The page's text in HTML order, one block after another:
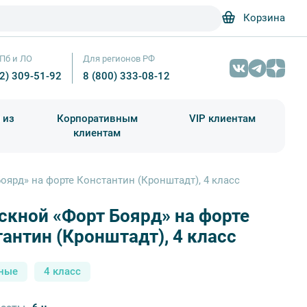
Корзина
и ЛО
309-51-92
Для регионов РФ
8 (800) 333-08-12
Корпоративным
клиентам
VIP клиентам
на форте Константин (Кронштадт), 4 класс
«Форт Боярд» на форте
(Кронштадт), 4 класс
Форт «Великий князь Константин». Кронштадт – Фотобанк Лори /
4 класс